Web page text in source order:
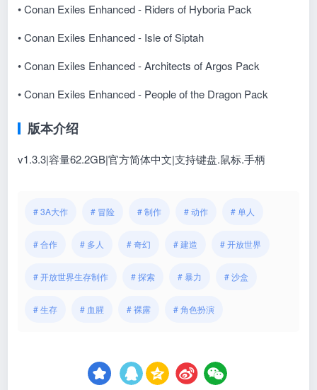
• Conan Exiles Enhanced - Riders of Hyboria Pack
• Conan Exiles Enhanced - Isle of Siptah
• Conan Exiles Enhanced - Architects of Argos Pack
• Conan Exiles Enhanced - People of the Dragon Pack
版本介绍
v1.3.3|容量62.2GB|官方简体中文|支持键盘.鼠标.手柄
# 3A大作 # 冒险 # 制作 # 动作 # 单人
# 合作 # 多人 # 奇幻 # 建造 # 开放世界
# 开放世界生存制作 # 探索 # 暴力 # 沙盒
# 生存 # 血腥 # 裸露 # 角色扮演